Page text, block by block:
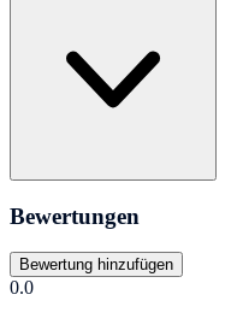
Bewertungen
Bewertung hinzufügen
0.0